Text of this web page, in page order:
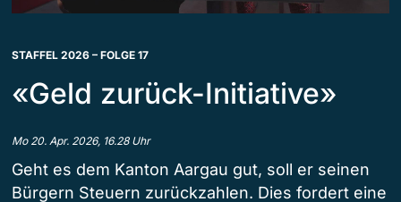
STAFFEL 2026 – FOLGE 17
«Geld zurück-Initiative»
Mo 20. Apr. 2026, 16.28 Uhr
Geht es dem Kanton Aargau gut, soll er seinen
Bürgern Steuern zurückzahlen. Dies fordert eine